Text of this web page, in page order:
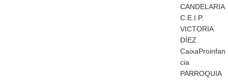
CANDELARIA
C.E.I.P.
VICTORIA
DÍEZ
CaixaProinfan
cia
PARROQUIA